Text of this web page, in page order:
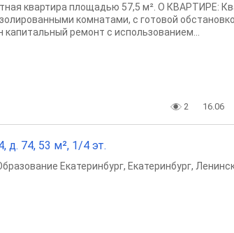
квартира площадью 57,5 м². О КВАРТИРЕ:
комнатами, с готовой
ремонт с использованием...
2 16.06
д. 74, 53 м², 1/4 эт.
Екатеринбург, Екатеринбург,